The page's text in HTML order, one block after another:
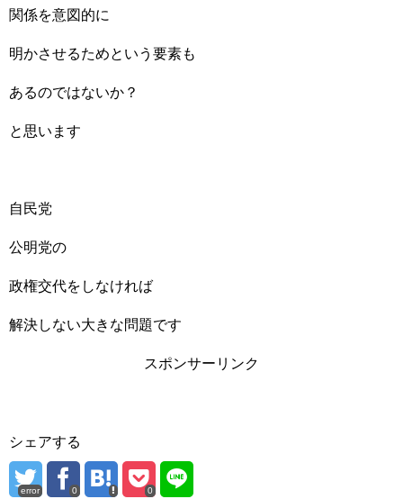
関係を意図的に
明かさせるためという要素も
あるのではないか？
と思います
自民党
公明党の
政権交代をしなければ
解決しない大きな問題です
スポンサーリンク
シェアする
error 0 0